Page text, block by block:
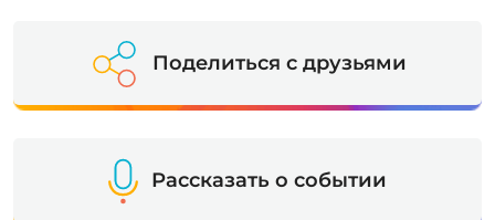
Поделиться с друзьями
Рассказать о событии